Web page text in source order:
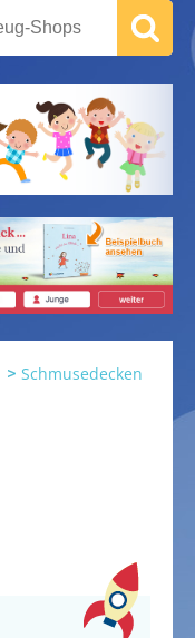
Schmusedecken